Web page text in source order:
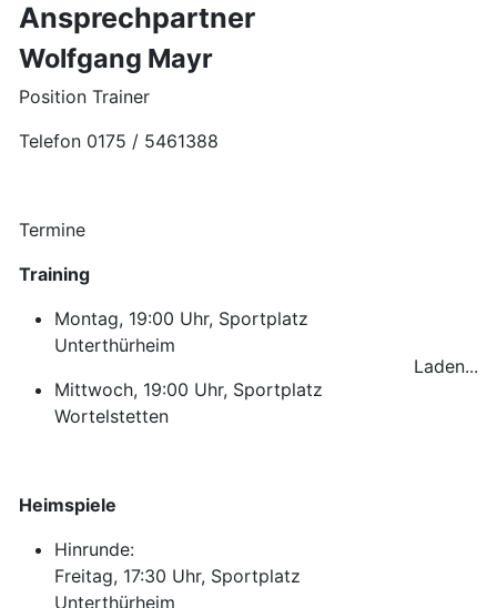
Ansprechpartner
Wolfgang Mayr
Position Trainer
Telefon 0175 / 5461388
Termine
Training
Montag, 19:00 Uhr, Sportplatz
Unterthürheim
Mittwoch, 19:00 Uhr, Sportplatz
Wortelstetten
Heimspiele
Hinrunde:
Freitag, 17:30 Uhr, Sportplatz
Unterthürheim
Laden...